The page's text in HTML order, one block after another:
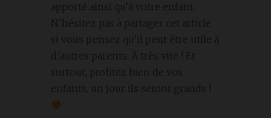
apporté ainsi qu’à votre enfant.
N’hésitez pas à partager cet article
si vous pensez qu’il peut être utile à
d’autres parents. À très vite ! Et
surtout, profitez bien de vos
enfants, un jour ils seront grands !